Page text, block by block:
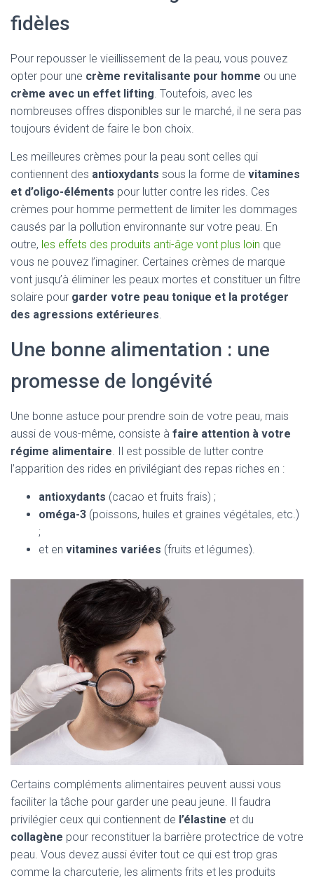
fidèles
Pour repousser le vieillissement de la peau, vous pouvez
opter pour une crème revitalisante pour homme ou une
crème avec un effet lifting. Toutefois, avec les
nombreuses offres disponibles sur le marché, il ne sera pas
toujours évident de faire le bon choix.
Les meilleures crèmes pour la peau sont celles qui
contiennent des antioxydants sous la forme de vitamines
et d’oligo-éléments pour lutter contre les rides. Ces
crèmes pour homme permettent de limiter les dommages
causés par la pollution environnante sur votre peau. En
outre, les effets des produits anti-âge vont plus loin que
vous ne pouvez l’imaginer. Certaines crèmes de marque
vont jusqu’à éliminer les peaux mortes et constituer un filtre
solaire pour garder votre peau tonique et la protéger
des agressions extérieures.
Une bonne alimentation : une
promesse de longévité
Une bonne astuce pour prendre soin de votre peau, mais
aussi de vous-même, consiste à faire attention à votre
régime alimentaire. Il est possible de lutter contre
l’apparition des rides en privilégiant des repas riches en :
antioxydants (cacao et fruits frais) ;
oméga-3 (poissons, huiles et graines végétales, etc.)
;
et en vitamines variées (fruits et légumes).
Certains compléments alimentaires peuvent aussi vous
faciliter la tâche pour garder une peau jeune. Il faudra
privilégier ceux qui contiennent de l’élastine et du
collagène pour reconstituer la barrière protectrice de votre
peau. Vous devez aussi éviter tout ce qui est trop gras
comme la charcuterie, les aliments frits et les produits